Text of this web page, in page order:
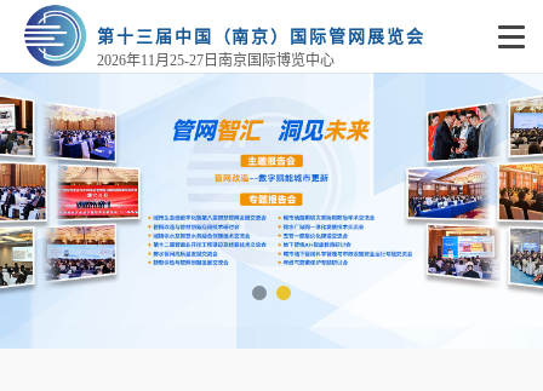
第十三届中国（南京）国际管网展览会
2026年11月25-27日南京国际博览中心